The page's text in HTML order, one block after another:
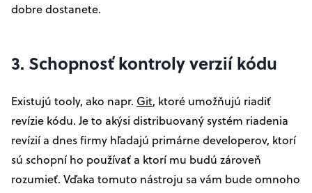
dobre dostanete.
3. Schopnosť kontroly verzií kódu
Existujú tooly, ako napr. Git, ktoré umožňujú riadiť
revízie kódu. Je to akýsi distribuovaný systém riadenia
revízií a dnes firmy hľadajú primárne developerov, ktorí
sú schopní ho používať a ktorí mu budú zároveň
rozumieť. Vďaka tomuto nástroju sa vám bude omnoho